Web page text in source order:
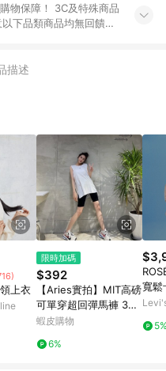
物保障！ 3C及特殊商品
6/1起適用] -內接硬
物中心商店之商品：商
賣不具回饋資格： 如
而非最終消費使用者，
描述
上衣
限時加碼
$392
【Aries實拍】MIT高磅
可單穿超回彈馬褲 3色
馬鞍褲 高磅五分褲 褲
蝦皮購物
6%
寬鬆
人氣